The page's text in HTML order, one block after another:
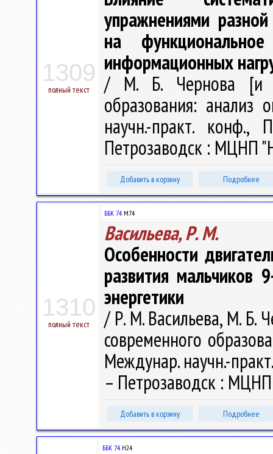
1309
полный текст
упражнениями
на
информационных
/ М. Б. Чернова [и
образования:
научн.-практ.
Петрозаводск : МЦНП
Добавить в корзину Подробнее
1310
полный текст
ББК 74.М74
Васильева, Р. М.
Особенности
развития
энергетики
/ Р. М. Васильева, М. Б.
современного
Междунар. научн.-
– Петрозаводск :
Добавить в корзину Подробнее
ББК 74.Н24